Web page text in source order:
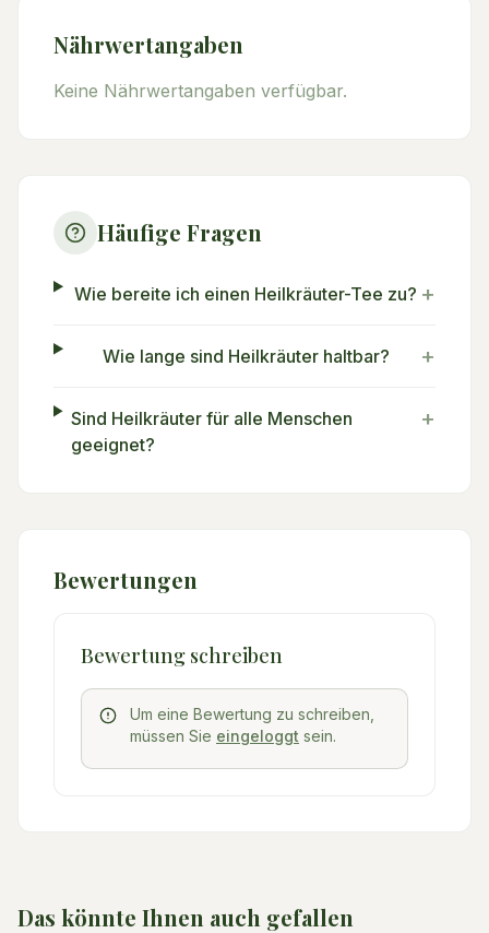
Nährwertangaben
Keine Nährwertangaben verfügbar.
Häufige Fragen
Wie bereite ich einen Heilkräuter-Tee zu? +
Wie lange sind Heilkräuter haltbar? +
Sind Heilkräuter für alle Menschen
geeignet?
+
Bewertungen
Bewertung schreiben
Um eine Bewertung zu schreiben,
müssen Sie eingeloggt sein.
Das könnte Ihnen auch gefallen